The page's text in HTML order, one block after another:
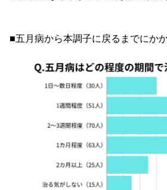
■五月病から本調子に戻るまでにか